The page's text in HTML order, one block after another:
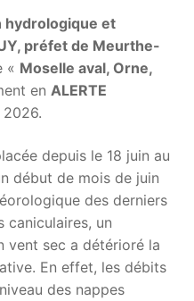
hydrologique et
préfet de Meurthe-
« Moselle aval, Orne,
en ALERTE
depuis le 18 juin au
début de mois de juin
des derniers
caniculaires, un
vent sec a détérioré la
En effet, les débits
des nappes